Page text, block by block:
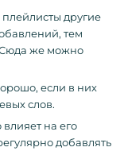
другие
тем
Сюда же можно
если в них
слов.
на его
добавлять